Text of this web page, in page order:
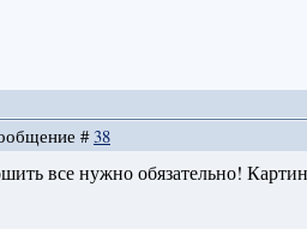
#38
все нужно обязательно!